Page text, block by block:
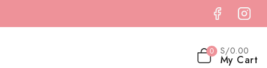
0 S/0.00
My Cart